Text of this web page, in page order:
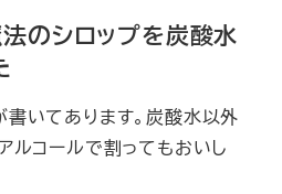
法のシロップを炭酸水
いてあります。炭酸水以外
ルコールで割ってもおいし